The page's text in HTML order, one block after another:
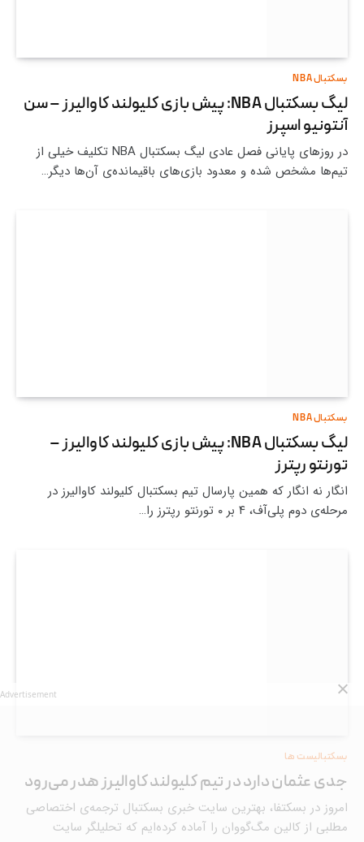
بسکتبال NBA
لیگ بسکتبال NBA: پیش بازی کلیولند کاوالیرز – سن
آنتونیو اسپرز
در روزهای پایانی فصل عادی لیگ بسکتبال NBA تکلیف خیلی از
تیم‌ها مشخص شده و معدود بازی‌های باقیمانده‌ی آن‌ها دیگر…
بسکتبال NBA
لیگ بسکتبال NBA: پیش بازی کلیولند کاوالیرز –
تورنتو رپترز
انگار نه انگار که همین پارسال تیم بسکتبال کلیولند کاوالیرز در
مرحله‌ی دوم پلی‌آف، ۴ بر ۰ تورنتو رپترز را…
بسکتبالیست ها
جدی عثمان دارد در تیم کلیولند کاوالیرز هدر می‌رود
امروز در بسکتفا، بهترین سایت خبری بسکتبال ترجمه‌ی اختصاصی
مطلبی از کالین مگ‌گووان را آماده کرده‌ایم که تحلیلگر سایت
Advertisement